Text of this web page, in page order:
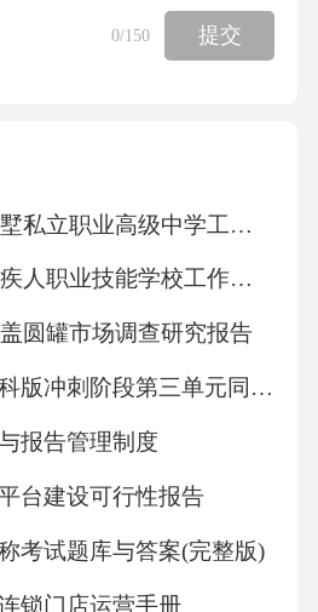
详细的活动方案，并提前
传等各方面的准备。活动
动体验等环节，确保各项
动结束后，对活动进行全
效果、参与人员、反馈意
技节活动的整体策划和创
题、内容、形式等。活动
活动的现场执行和管理，
调试、安全保障等。现场
人员提供优质的服务。志
0/150 提交
2025安吉县上墅私立职业高级中学工作人员招聘考试试题
2025吕梁市残疾人职业技能学校工作人员招聘考试试题
圆罐市场调查研究报告
八年级历史教科版冲刺阶段第三单元同步测试卷基础版A卷
报告管理制度
台建设可行性报告
考试题库与答案(完整版)
锁门店运营手册